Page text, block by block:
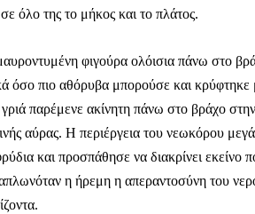
όλο της το μήκος και το πλάτος.
φιγούρα ολόισια πάνω στο
όσο πιο αθόρυβα μπορούσε και
παρέμενε ακίνητη πάνω στο βράχο
αύρας. Η περιέργεια του νεωκόρου
και προσπάθησε να διακρίνει εκείνο
η ήρεμη η απεραντοσύνη του